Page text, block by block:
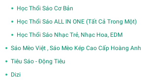
Học Thổi Sáo Cơ Bản
Học Thổi Sáo ALL IN ONE (Tất Cả Trong Một)
Học Thổi Sáo Nhạc Trẻ, Nhạc Hoa, EDM
Sáo Mèo Việt , Sáo Mèo Kép Cao Cấp Hoàng Anh
Tiêu Sáo - Động Tiêu
Dizi